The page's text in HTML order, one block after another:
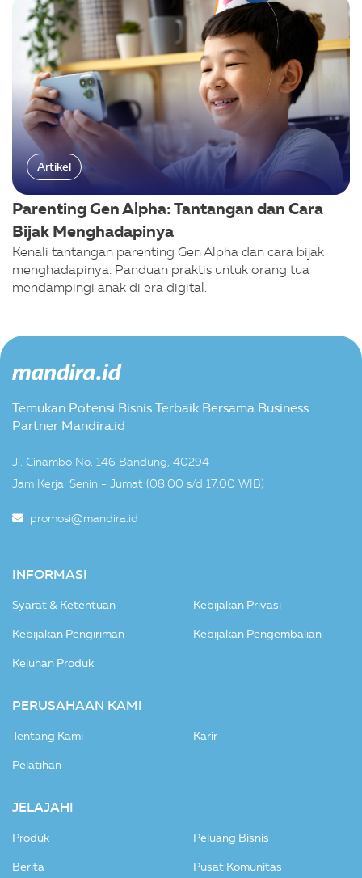
Artikel
Parenting Gen Alpha: Tantangan dan Cara
Bijak Menghadapinya
Kenali tantangan parenting Gen Alpha dan cara bijak
menghadapinya. Panduan praktis untuk orang tua
mendampingi anak di era digital.
Temukan Potensi Bisnis Terbaik Bersama Business
Partner Mandira.id
Jl. Cinambo No. 146 Bandung, 40294
Jam Kerja: Senin - Jumat (08:00 s/d 17:00 WIB)
promosi@mandira.id
INFORMASI
Syarat & Ketentuan Kebijakan Privasi
Kebijakan Pengiriman Kebijakan Pengembalian
Keluhan Produk
PERUSAHAAN KAMI
Tentang Kami Karir
Pelatihan
JELAJAHI
Produk Peluang Bisnis
Berita Pusat Komunitas